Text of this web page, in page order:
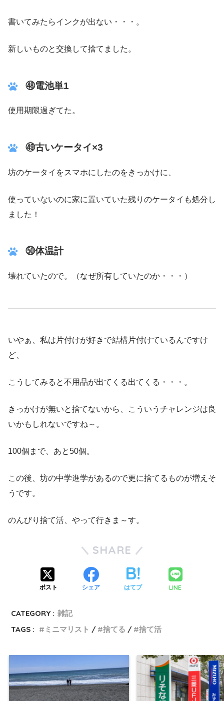
書いてみたらインクが出ない・・・。
新しいものと交換して捨てました。
㊽電池単1
使用期限過ぎてた。
㊾古いケータイ×3
坊のケータイをスマホにしたのをきっかけに、
使っていないのに家に置いていた残りのケータイも処分し
ました！
㊿体温計
壊れていたので。（なぜ所有していたのか・・・）
いやぁ、私は片付けが好きで結構片付けているんですけ
ど、
こうしてみると不用品が出てくる出てくる・・・。
きっかけが無いと捨てないから、こういうチャレンジは良
いかもしれないですね～。
100個まで、あと50個。
この後、坊の中学進学があるので更に捨てるものが増えそ
うです。
のんびり捨て活、やって行きま～す。
SHARE
ポスト シェア はてブ LINE
CATEGORY : 雑記
TAGS :
ミニマリスト 捨てる 捨て活